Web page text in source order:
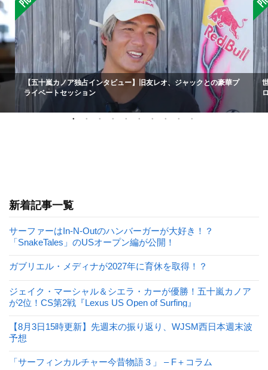
【五十嵐カノア独占インタビュー】旧友レオ、ジャックとの豪華プ
ライベートセッション
新着記事一覧
サーファーはIn-N-Outのハンバーガーが大好き！？
「SnakeTales」のUSオープン編が公開！
ガブリエル・メディナが2027年に育休を取得！？
ジェイク・マーシャル＆シエラ・カーが優勝！五十嵐カノア
が2位！CS第2戦『Lexus US Open of Surfing』
【8月3日15時更新】先週末の振り返り、WJSM西日本週末波
予想
「サーフィンカルチャー今昔物語３」 – F＋コラム